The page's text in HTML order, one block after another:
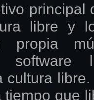
principal
libre y
propia
software
cultura
tiempo que